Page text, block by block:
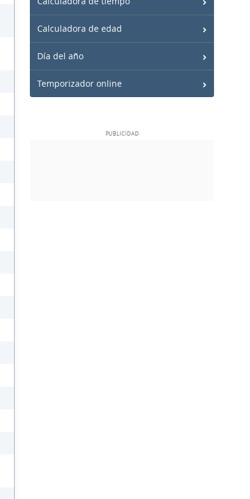
Calculadora de edad
Día del año
Temporizador online